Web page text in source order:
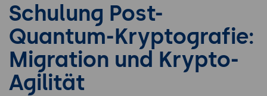
Schulung Post-
Quantum-Kryptografie:
Migration und Krypto-
Agilität